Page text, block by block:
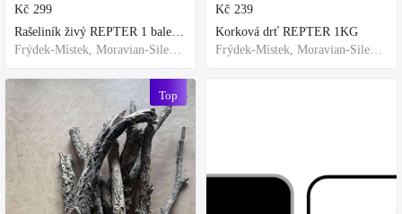
Kč 299
Rašeliník živý REPTER 1 balení - násada, TOP kvalita 30cm-30cm-8cm
Frýdek-Místek, Moravian-Silesian Region,Others
Top
Kč 239
Korková drť REPTER 1KG
Frýdek-Místek, Moravian-Silesian Region,Others